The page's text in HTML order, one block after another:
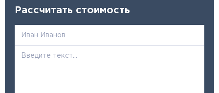
Рассчитать стоимость